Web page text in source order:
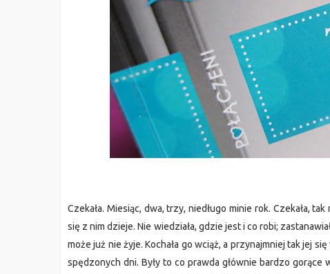
Czekała. Miesiąc, dwa, trzy, niedługo minie rok. Czekała,
się z nim dzieje. Nie wiedziała, gdzie jest i co robi;
może już nie żyje. Kochała go wciąż, a przynajmniej tak jej
spędzonych dni. Były to co prawda głównie bardzo